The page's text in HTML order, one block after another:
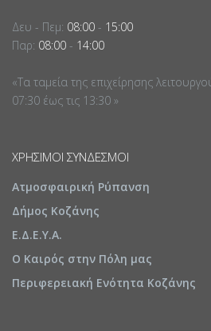
Δευ - Πεμ: 08:00 - 15:00
Παρ: 08:00 - 14:00
«Τα ταμεία της επιχείρησης
07:30 έως τις 13:30 »
ΧΡΉΣΙΜΟΙ ΣΎΝΔΕΣΜΟΙ
Ατμοσφαιρική Ρύπανση
Δήμος Κοζάνης
Ε.Δ.Ε.Υ.Α.
Ο Καιρός στην Πόλη μας
Περιφερειακή Ενότητα Κοζάνης